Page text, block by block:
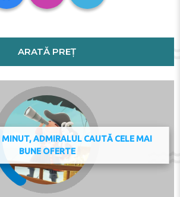
accommodate hen, stag or similar
the Special Requests box when
the property directly with the
in your confirmation. If you
property during your stay, you
pay up to EUR 250 after check-out,
Damage Policy.
Mouche, 77144, Montévrain,
ARATĂ PREȚ
ADMIRALUL CAUTĂ CELE MAI
BUNE OFERTE